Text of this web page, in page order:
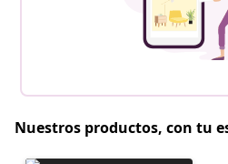
Nuestros productos, con tu